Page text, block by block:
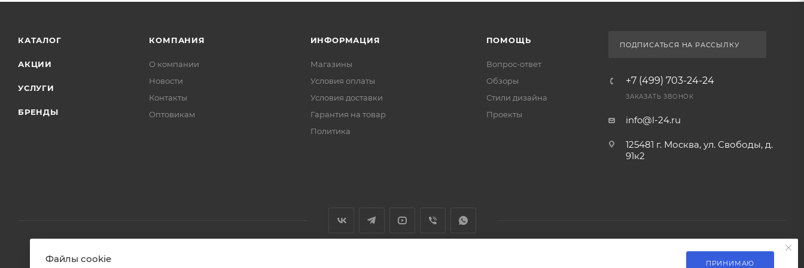
КАТАЛОГ
АКЦИИ
УСЛУГИ
БРЕНДЫ
КОМПАНИЯ
О компании
Новости
Контакты
Оптовикам
ИНФОРМАЦИЯ
Магазины
Условия оплаты
Условия доставки
Гарантия на товар
Политика
ПОМОЩЬ
Вопрос-ответ
Обзоры
Стили дизайна
Проекты
ПОДПИСАТЬСЯ НА РАССЫЛКУ
+7 (499) 703-24-24
ЗАКАЗАТЬ ЗВОНОК
info@l-24.ru
125481 г. Москва, ул. Свободы, д.
91к2
Файлы cookie ПРИНИМАЮ